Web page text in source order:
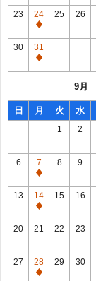
館
日
常
休
館
日
23
24
通
常
休
館
25 26
30
31
通
館
日
9月
日 月 火 水
1 2
6
7
通
常
休
館
8 9
13
14
通
常
館
日
15 16
20 21 22 23
27
28
通
29 30